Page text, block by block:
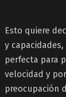
Esto quiere
y capacidades,
perfecta para
velocidad y
preocupación